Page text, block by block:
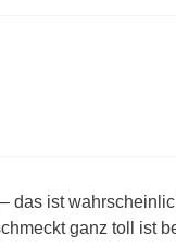
das ist
ganz toll ist